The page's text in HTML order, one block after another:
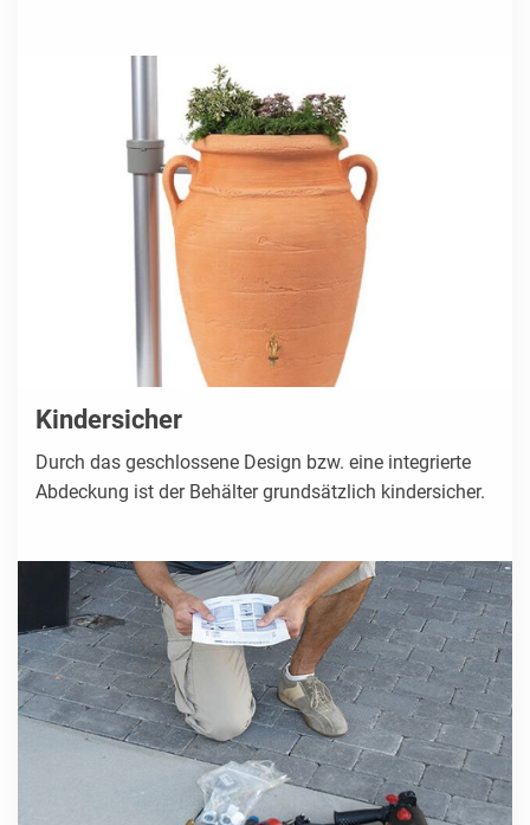
Kindersicher
Durch das geschlossene Design bzw. eine integrierte
Abdeckung ist der Behälter grundsätzlich kindersicher.